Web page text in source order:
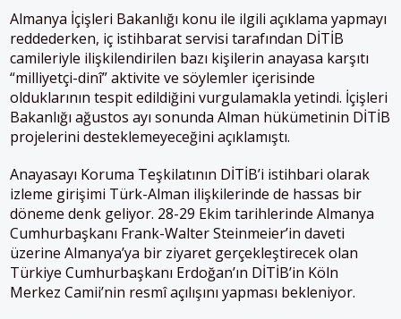
Almanya İçişleri Bakanlığı konu ile ilgili açıklama yapmayı
reddederken, iç istihbarat servisi tarafından DİTİB
camileriyle ilişkilendirilen bazı kişilerin anayasa karşıtı
“milliyetçi-dinî” aktivite ve söylemler içerisinde
olduklarının tespit edildiğini vurgulamakla yetindi. İçişleri
Bakanlığı ağustos ayı sonunda Alman hükümetinin DİTİB
projelerini desteklemeyeceğini açıklamıştı.
Anayasayı Koruma Teşkilatının DİTİB’i istihbari olarak
izleme girişimi Türk-Alman ilişkilerinde de hassas bir
döneme denk geliyor. 28-29 Ekim tarihlerinde Almanya
Cumhurbaşkanı Frank-Walter Steinmeier’in daveti
üzerine Almanya’ya bir ziyaret gerçekleştirecek olan
Türkiye Cumhurbaşkanı Erdoğan’ın DİTİB’in Köln
Merkez Camii’nin resmî açılışını yapması bekleniyor.